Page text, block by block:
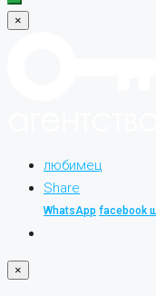
×
любимец
Share
WhatsApp facebook
×